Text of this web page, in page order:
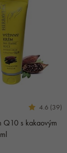
4.6 (39)
Q10 s kakaovým